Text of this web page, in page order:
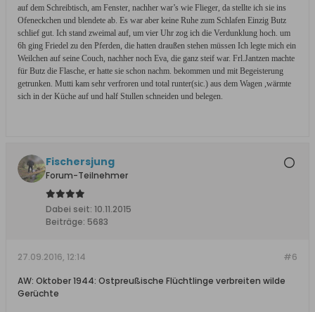
Fischersjung
Forum-Teilnehmer
Dabei seit: 10.11.2015
Beiträge: 5683
#6
27.09.2016, 12:14
AW: Oktober 1944: Ostpreußische Flüchtlinge verbreiten wilde
Gerüchte